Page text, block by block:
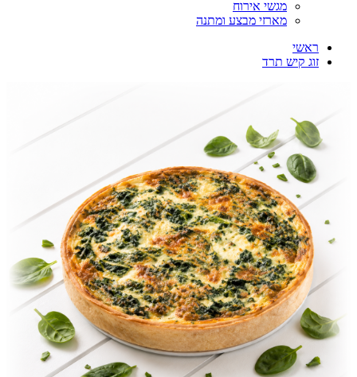
מגשי אירוח
מארזי מבצע ומתנה
ראשי
זוג קיש תרד